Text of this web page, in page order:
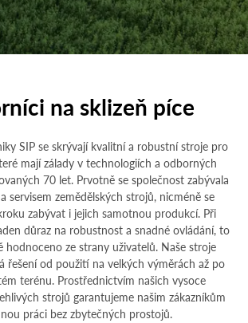
na sklizeň píce
SIP se skrývají kvalitní a robustní stroje pro
mají zálady v technologiích a odborných
70 let. Prvotně se společnost zabývala
servisem zemědělských strojů, nicméně se
zabývat i jejich samotnou produkcí. Při
důraz na robustnost a snadné ovládání, to
hodnoceno ze strany uživatelů. Naše stroje
řešení od použití na velkých výměrách až po
terénu. Prostřednictvím našich vysoce
strojů garantujeme našim zákazníkům
práci bez zbytečných prostojů.